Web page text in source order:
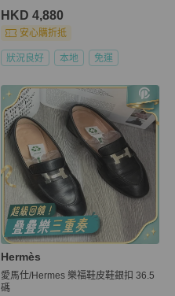
HKD 4,880
安心購折抵
狀況良好 本地 免運
Hermès
愛馬仕/Hermes 樂福鞋皮鞋銀扣 36.5
碼